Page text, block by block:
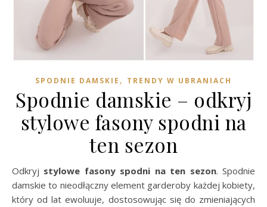
SPODNIE DAMSKIE , TRENDY W UBRANIACH
Spodnie damskie – odkryj
stylowe fasony spodni na
ten sezon
Odkryj stylowe fasony spodni na ten sezon. Spodnie
damskie to nieodłączny element garderoby każdej kobiety,
który od lat ewoluuje, dostosowując się do zmieniających